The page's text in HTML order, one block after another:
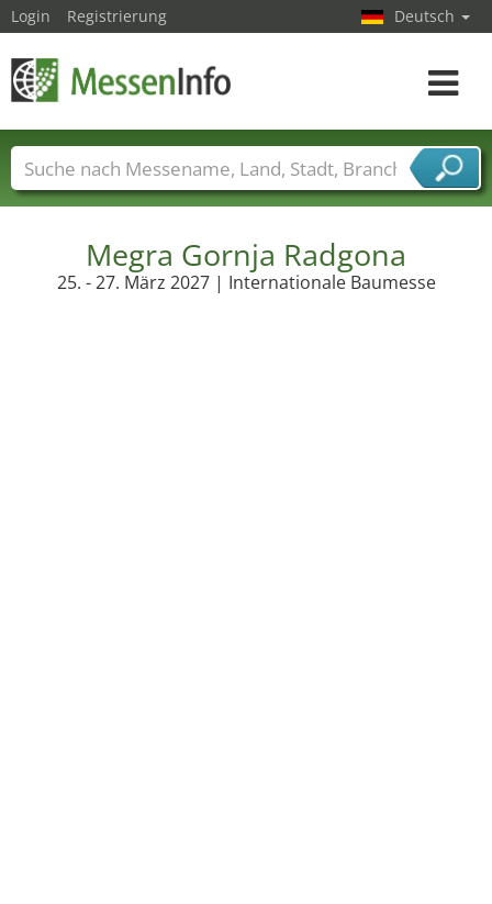
Megra Gornja Radgona
25. - 27. März 2027 | Internationale Baumesse
Login Registrierung Deutsch
Toggle
Messenamen Länder Städte
Branchen